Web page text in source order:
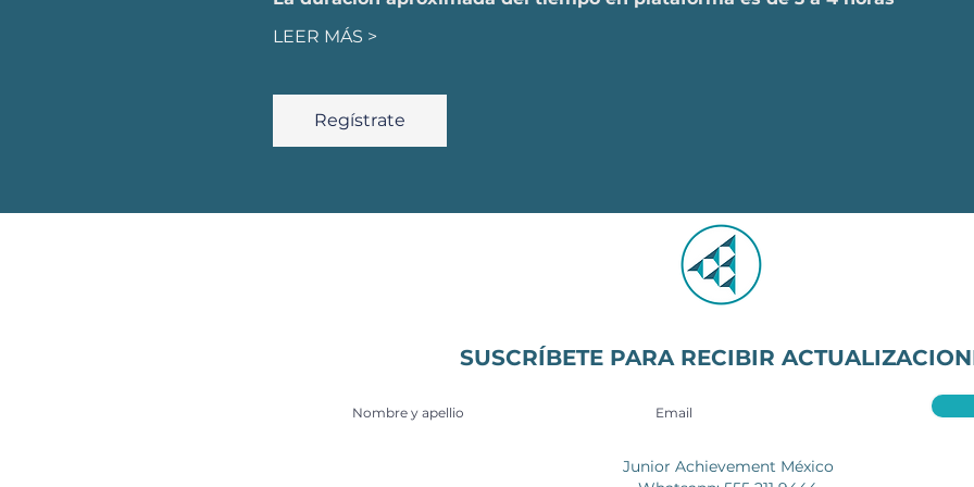
LEER MÁS >
Regístrate
SUSCRÍBETE PARA RECIBIR
Junior Achievement México